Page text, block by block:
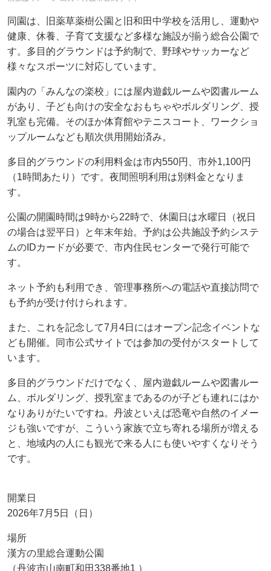
同園は、旧薬草薬樹公園と旧和田中学校を活用し、運動や
健康、休養、子育て支援など多様な施設が揃う総合公園で
す。多目的グラウンドは予約制で、野球やサッカーなど
様々なスポーツに対応しています。
園内の「みんなの楽校」には屋内遊戯ルームや図書ルーム
があり、子ども向けの安全なおもちゃやボルダリング、授
乳室も完備。そのほか体育館やテニスコート、ワークショ
ップルームなども順次供用開始済み。
多目的グラウンドの利用料金は市内550円、市外1,100円
（1時間あたり）です。夜間照明利用は別料金となりま
す。
公園の開園時間は9時から22時で、休園日は水曜日（祝日
の場合は翌平日）と年末年始。予約は公共施設予約システ
ムのIDカードが必要で、市内住民センターで発行可能で
す。
ネット予約も利用でき、管理事務所への電話や直接訪問で
も予約が受け付けられます。
また、これを記念して7月4日にはオープン記念イベントな
ども開催。同市公式サイトでは参加の受付がスタートして
います。
多目的グラウンドだけでなく、屋内遊戯ルームや図書ルー
ム、ボルダリング、授乳室まであるのが子ども連れにはか
なりありがたいですね。丹波といえば恐竜や自然のイメー
ジも強いですが、こういう家族で立ち寄れる場所が増える
と、地域内の人にも観光で来る人にも使いやすくなりそう
です。
開業日
2026年7月5日（日）
場所
漢方の里総合運動公園
（丹波市山南町和田338番地1 ）